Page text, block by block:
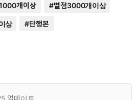
개이상 #별점3000개이상
상 #단행본
업데이트